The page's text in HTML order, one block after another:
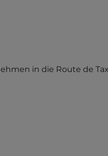
in die Route de